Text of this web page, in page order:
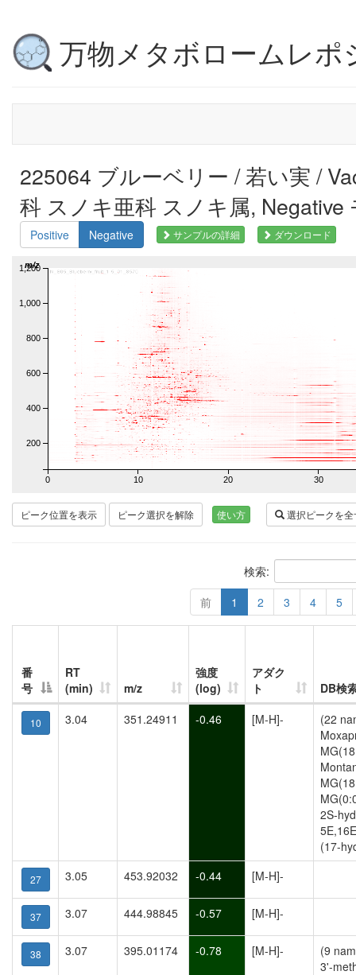
万物メタボロームレポ
225064 ブルーベリー / 若い実 /
科 スノキ亜科 スノキ属, Negative
Positive Negative サンプルの詳細 ダウンロード
0 10 20 30
200
400
600
800
1,000
1,200
m/z
ピーク位置を表示 ピーク選択を解除 使い方 選択ピークを
検索:
前
1 2 3 4 5
番
号
RT
(min)
m/z
強度
(log)
アダク
ト
DB検
10 3.04 351.24911 -0.46 [M-H]-
(22
2S-
(17-
27 3.05 453.92032 -0.44 [M-H]-
37 3.07 444.98845 -0.57 [M-H]-
38 3.07 395.01174 -0.78 [M-H]-
(9
3'-